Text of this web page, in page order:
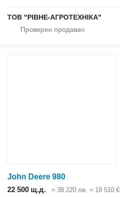
ТОВ "РІВНЕ-АГРОТЕХНІКА"
John Deere 980
22 500 щ.д.
≈ 38 220 лв. ≈ 19 510 €